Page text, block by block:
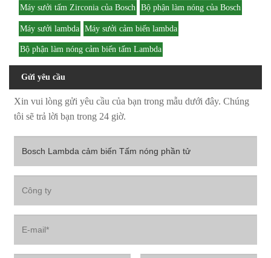
Máy sưởi tấm Zirconia của Bosch Bộ phận làm nóng của Bosch
Máy sưởi lambda Máy sưởi cảm biến lambda
Bộ phận làm nóng cảm biến tấm Lambda
Gửi yêu cầu
Xin vui lòng gửi yêu cầu của bạn trong mẫu dưới đây. Chúng
tôi sẽ trả lời bạn trong 24 giờ.